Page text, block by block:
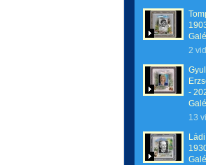
2
-
13